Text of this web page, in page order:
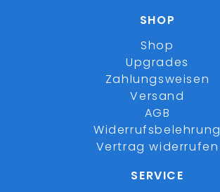
SHOP
Shop
Upgrades
Zahlungsweisen
Versand
AGB
Widerrufsbelehrung
Vertrag widerrufen
SERVICE